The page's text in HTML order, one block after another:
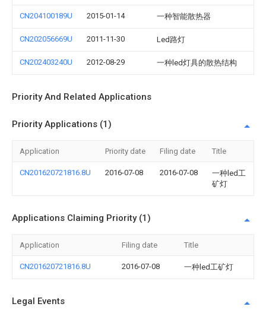
CN204100189U 2015-01-14 一种智能散热器
CN202056669U 2011-11-30 Led路灯
CN202403240U 2012-08-29 一种led灯具的散热结构
Priority And Related Applications
Priority Applications (1)
Application Priority date Filing date Title
CN201620721816.8U 2016-07-08 2016-07-08
一种led工
矿灯
Applications Claiming Priority (1)
Application Filing date Title
CN201620721816.8U 2016-07-08 一种led工矿灯
Legal Events